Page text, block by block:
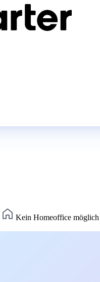
Kein Homeoffice möglich